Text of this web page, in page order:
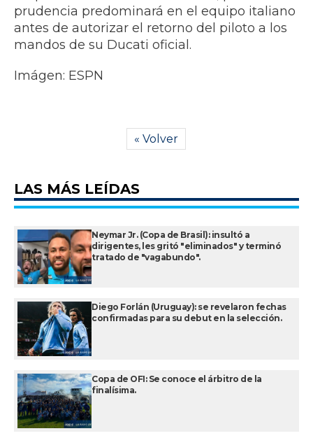
prudencia predominará en el equipo italiano
antes de autorizar el retorno del piloto a los
mandos de su Ducati oficial.
Imágen: ESPN
« Volver
LAS MÁS LEÍDAS
Neymar Jr. (Copa de Brasil): insultó a
dirigentes, les gritó "eliminados" y terminó
tratado de "vagabundo".
Diego Forlán (Uruguay): se revelaron fechas
confirmadas para su debut en la selección.
Copa de OFI: Se conoce el árbitro de la
finalísima.